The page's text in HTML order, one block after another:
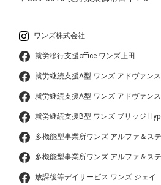
ワンズ株式会社
就労移行支援office ワンズ上田
就労継続支援A型 ワンズ アドヴァンス
就労継続支援A型 ワンズ アドヴァン
就労継続支援B型 ワンズ ブリッジ
多機能型事業所ワンズ アルファ＆ス
多機能型事業所ワンズ アルファ＆ス
放課後等デイサービス ワンズ ジェイ